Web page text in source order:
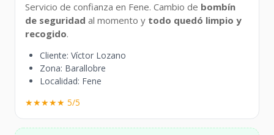
Servicio de confianza en Fene. Cambio de bombín
de seguridad al momento y todo quedó limpio y
recogido.
Cliente: Víctor Lozano
Zona: Barallobre
Localidad: Fene
★★★★★ 5/5